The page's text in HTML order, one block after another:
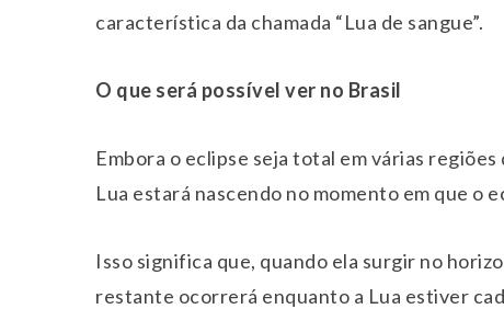
característica da chamada “Lua de sangue”.
O que será possível ver no Brasil
Embora o eclipse seja total em várias
Lua estará nascendo no momento em que o
Isso significa que, quando ela surgir no
restante ocorrerá enquanto a Lua estiver